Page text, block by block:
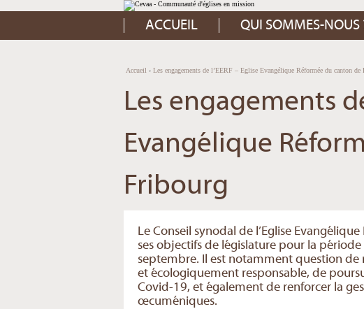
Aller
au
contenu.
Aller
à
Outils
personnels
ACCUEIL QUI SOMMES-NOUS
Accueil › Les engagements de l’EERF – Eglise Evangélique Réformée du canton de
Les engagements
Evangélique
Fribourg
Le Conseil synodal de l’Eglise
ses objectifs de législature pour la
septembre. Il est notamment question de
et écologiquement responsable, de
Covid-19, et également de renforcer la
œcuméniques.